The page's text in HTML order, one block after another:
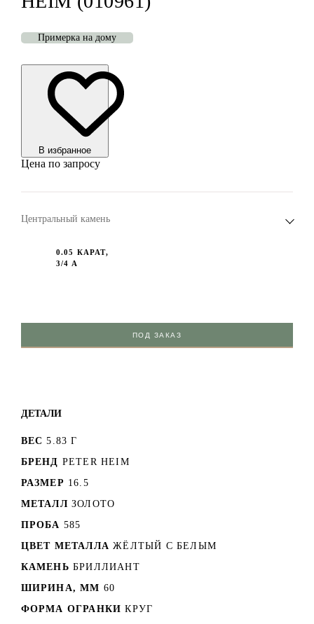
Примерка на дому
В избранноe
Цена по запросу
Центральный камень
0.05 КАРАТ,
3/4 А
ПОД ЗАКАЗ
ДЕТАЛИ
ВЕС 5.83 Г
БРЕНД PETER HEIM
РАЗМЕР 16.5
МЕТАЛЛ ЗОЛОТО
ПРОБА 585
ЦВЕТ МЕТАЛЛА ЖЁЛТЫЙ С БЕЛЫМ
КАМЕНЬ БРИЛЛИАНТ
ШИРИНА, ММ 60
ФОРМА ОГРАНКИ КРУГ